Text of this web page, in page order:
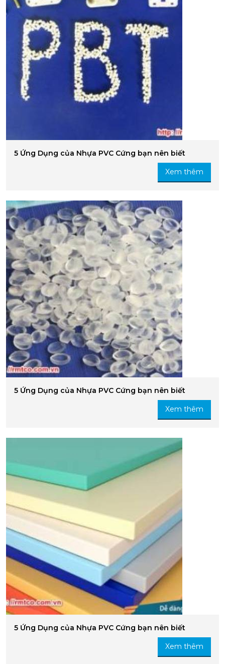
5 Ứng Dụng của Nhựa PVC Cứng bạn nên biết
Xem thêm
5 Ứng Dụng của Nhựa PVC Cứng bạn nên biết
Xem thêm
5 Ứng Dụng của Nhựa PVC Cứng bạn nên biết
Xem thêm